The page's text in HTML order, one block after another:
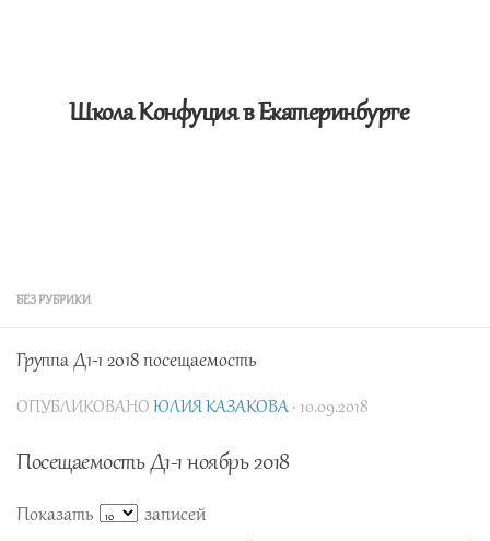
Школа Конфуция в Екатеринбурге
БЕЗ РУБРИКИ
Группа Д1-1 2018 посещаемость
ОПУБЛИКОВАНО ЮЛИЯ КАЗАКОВА· 10.09.2018
Посещаемость Д1-1 ноябрь 2018
Показать
записей